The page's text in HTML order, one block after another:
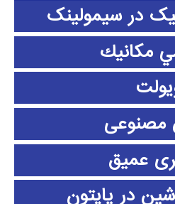
در سیمولینک
مكانيك
عمیق
در پایتون